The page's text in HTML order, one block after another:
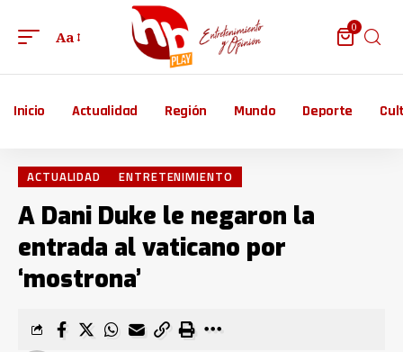
Aa
0
Inicio Actualidad Región Mundo Deporte
ACTUALIDAD ENTRETENIMIENTO
A Dani Duke le negaron la
entrada al vaticano por
‘mostrona’